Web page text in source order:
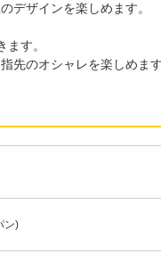
デザインを楽しめます。
す。
先のオシャレを楽しめます
ン)